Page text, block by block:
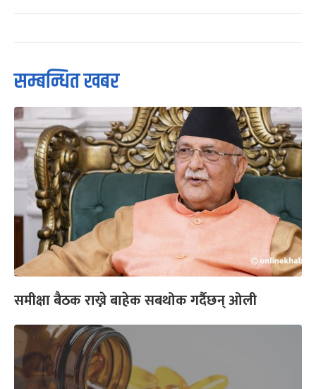
सम्बन्धित खबर
समीक्षा बैठक राख्ने बाहेक सबथोक गर्दैछन् ओली